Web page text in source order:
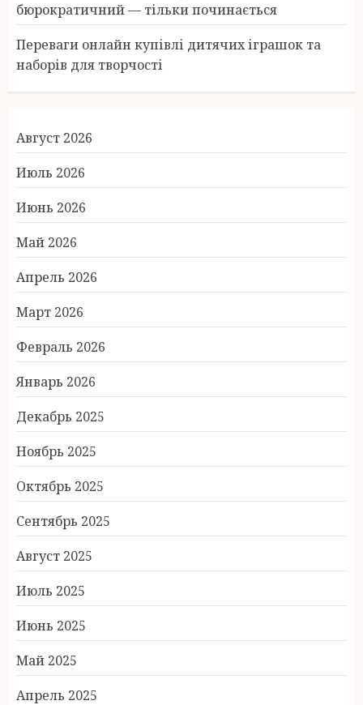
бюрократичний — тільки починається
Переваги онлайн купівлі дитячих іграшок та
наборів для творчості
Август 2026
Июль 2026
Июнь 2026
Май 2026
Апрель 2026
Март 2026
Февраль 2026
Январь 2026
Декабрь 2025
Ноябрь 2025
Октябрь 2025
Сентябрь 2025
Август 2025
Июль 2025
Июнь 2025
Май 2025
Апрель 2025